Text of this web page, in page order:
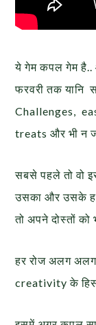
ये गेम कपल गेम
फरवरी तक यानि
Challenges,
treats और भी न
सबसे पहले तो वो
उसका और उसके
तो अपने दोस्तों
हर रोज अलग
creativity के